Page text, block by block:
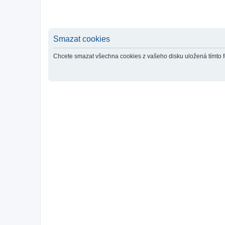
Smazat cookies
Chcete smazat všechna cookies z vašeho disku uložená tímto